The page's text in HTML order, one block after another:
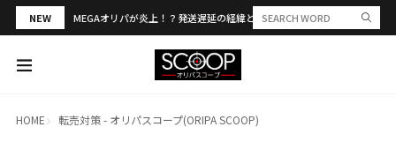
NEW MEGAオリパが炎上！？発送遅延の経緯と評判・当選報告を解説
HOME 転売対策 - オリパスコープ(ORIPA SCOOP)